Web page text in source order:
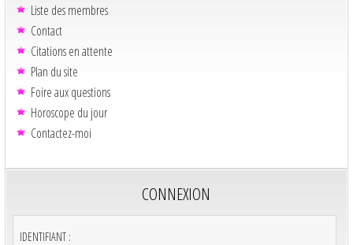
Liste des membres
Contact
Citations en attente
Plan du site
Foire aux questions
Horoscope du jour
Contactez-moi
CONNEXION
IDENTIFIANT :